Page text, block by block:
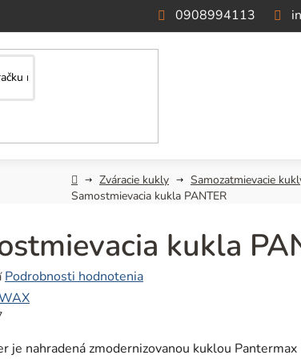
0908994113
DomovZváracie kukly
Samozatmievacie
Samostmievacia kukla PANTER
kukla
Podrobnosti hodnotenia
je nahradená zmodernizovanou kuklou